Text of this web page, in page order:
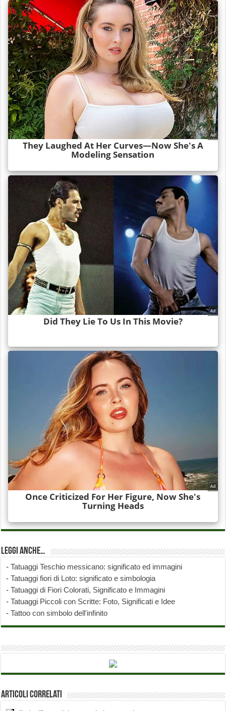
Leggi anche…
-Tatuaggi Teschio messicano: significato ed immagini
-Tatuaggi fiori di Loto: significato e simbologia
-Tatuaggi di Fiori Colorati, Significato e Immagini
-Tatuaggi Piccoli con Scritte: Foto, Significati e Idee
-Tattoo con simbolo dell'infinito
Articoli correlati